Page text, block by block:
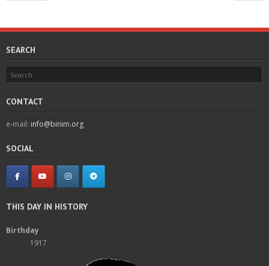
SEARCH
CONTACT
e-mail: info@binim.org
SOCIAL
THIS DAY IN HISTORY
Birthday
1917